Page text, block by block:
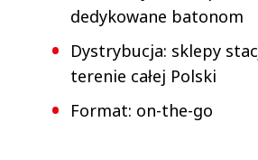
dedykowane batonom
Dystrybucja: sklepy
terenie całej Polski
Format: on-the-go